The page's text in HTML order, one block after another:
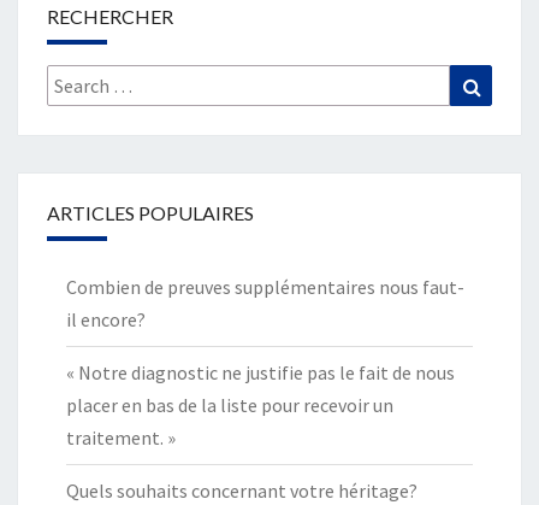
RECHERCHER
Search
for:
ARTICLES POPULAIRES
Combien de preuves supplémentaires nous faut-
il encore?
« Notre diagnostic ne justifie pas le fait de nous
placer en bas de la liste pour recevoir un
traitement. »
Quels souhaits concernant votre héritage?